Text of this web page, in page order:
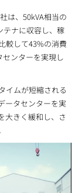
は、50kVA相当の
テナに収容し、稼
較して43%の消費
センターを実現し
イムが短縮される
ータセンターを実
大きく緩和し、さ